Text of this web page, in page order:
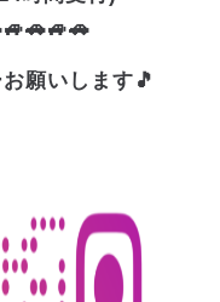
願いします🎵